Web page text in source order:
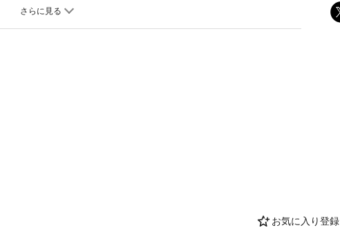
お気に入り登録
るか。読者との精神的交渉を心から望んだ漱石の、真剣な工夫が明